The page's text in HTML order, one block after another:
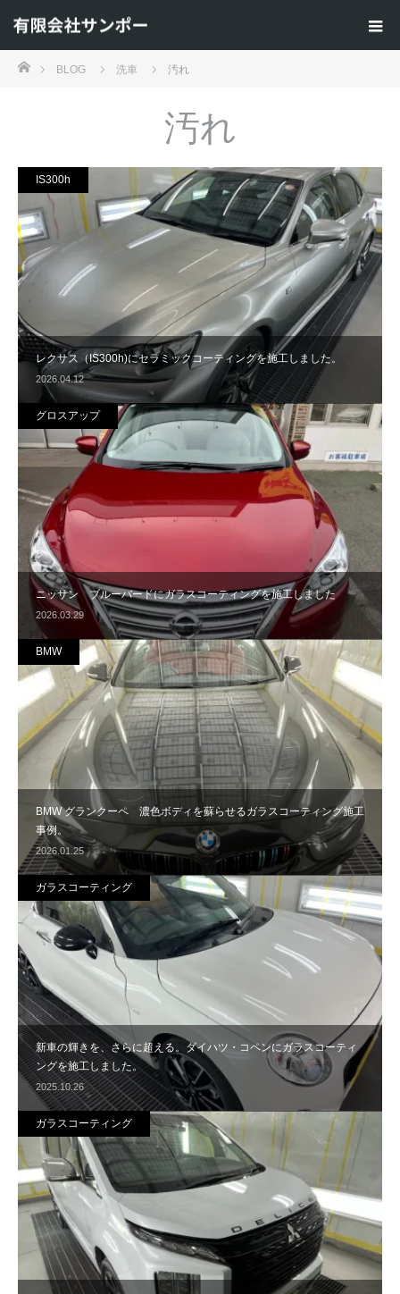
ホームBLOG 洗車 汚れ
汚れ
レクサス（IS300h)にセラミックコーティングを施工しました。
2026.04.12
IS300h
ニッサン ブルーバードにガラスコーティングを施工しました
2026.03.29
グロスアップ
BMW グランクーペ 濃色ボディを蘇らせるガラスコーティング施工
事例。
2026.01.25
BMW
新車の輝きを、さらに超える。ダイハツ・コペンにガラスコーティ
ングを施工しました。
2025.10.26
ガラスコーティング
ガラスコーティング